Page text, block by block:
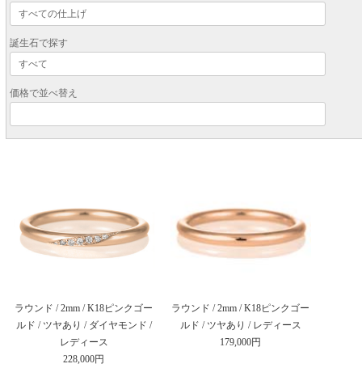
誕生石で探す
価格で並べ替え
ラウンド / 2mm / K18ピンクゴー
ルド / ツヤあり / ダイヤモンド /
レディース
228,000円
ラウンド / 2mm / K18ピンクゴー
ルド / ツヤあり / レディース
179,000円